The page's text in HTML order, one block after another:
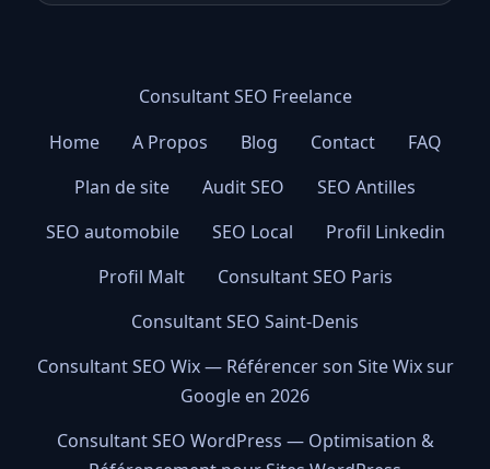
Consultant SEO Freelance
Home
A Propos Blog Contact
FAQ
Plan de site
Audit SEO
SEO Antilles
SEO automobile
SEO Local
Profil Linkedin
Profil Malt
Consultant SEO Paris
Consultant SEO Saint-Denis
Consultant SEO Wix — Référencer son Site Wix sur
Google en 2026
Consultant SEO WordPress — Optimisation &